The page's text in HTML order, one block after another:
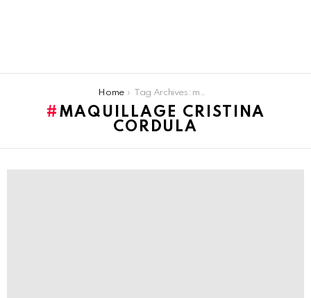
Home Tag Archives: maquillage Cristina Cordula
MAQUILLAGE CRISTINA
CORDULA